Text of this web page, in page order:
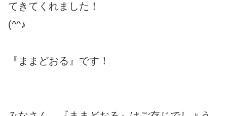
てきてくれました！
(^^♪
『ままどおる』です！